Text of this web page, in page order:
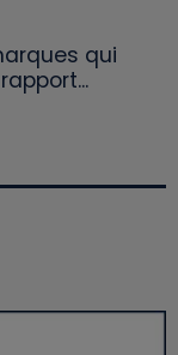
qui